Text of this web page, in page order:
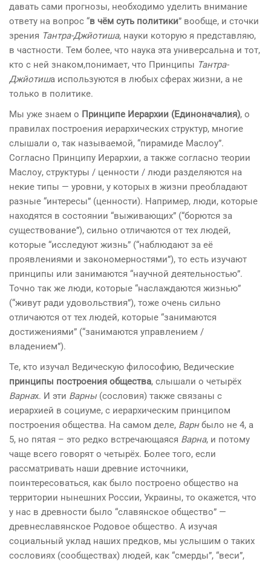
давать сами прогнозы, необходимо уделить внимание
ответу на вопрос “в чём суть политики” вообще, и сточки
зрения Тантра-Джйотиша, науки которую я представляю,
в частности. Тем более, что наука эта универсальна и тот,
кто с ней знаком,понимает, что Принципы Тантра-
Джйотиша используются в любых сферах жизни, а не
только в политике.
Мы уже знаем о Принципе Иерархии (Единоначалия), о
правилах построения иерархических структур, многие
слышали о, так называемой, “пирамиде Маслоу”.
Согласно Принципу Иерархии, а также согласно теории
Маслоу, структуры / ценности / люди разделяются на
некие типы — уровни, у которых в жизни преобладают
разные “интересы” (ценности). Например, люди, которые
находятся в состоянии “выживающих” (“борются за
существование”), сильно отличаются от тех людей,
которые “исследуют жизнь” (“наблюдают за её
проявлениями и закономерностями”), то есть изучают
принципы или занимаются “научной деятельностью”.
Точно так же люди, которые “наслаждаются жизнью”
(“живут ради удовольствия”), тоже очень сильно
отличаются от тех людей, которые “занимаются
достижениями” (“занимаются управлением /
владением”).
Те, кто изучал Ведическую философию, Ведические
принципы построения общества, слышали о четырёх
Варнах. И эти Варны(сословия) также связаны с
иерархией в социуме, с иерархическим принципом
построения общества. На самом деле, Варнбыло не 4, а
5, но пятая – это редко встречающаяся Варна, и потому
чаще всего говорят о четырёх. Более того, если
рассматривать наши древние источники,
поинтересоваться, как было построено общество на
территории нынешних России, Украины, то окажется, что
у нас в древности было “славянское общество” —
древнеславянское Родовое общество. А изучая
социальный уклад наших предков, мы услышим о таких
сословиях (сообществах) людей, как “смерды”, “веси”,